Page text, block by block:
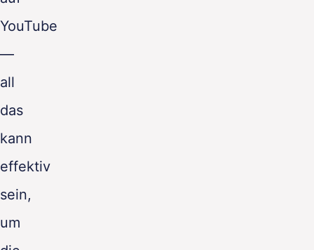
YouTube
—
all
das
kann
effektiv
sein,
um